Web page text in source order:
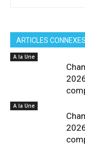
ARTICLES CONNEXES
A la Une
A la Une